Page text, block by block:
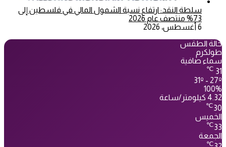
سلطة النقد: ارتفاع نسبة الشمول المالي في فلسطين إلى
73% منتصف عام 2026
6 أغسطس، 2026
حالة الطقس
طولكرم
سماء صافية
31
℃
31º - 27º
100%
4.32 كيلومتر/ساعة
30
℃
الخميس
33
℃
الجمعة
℃